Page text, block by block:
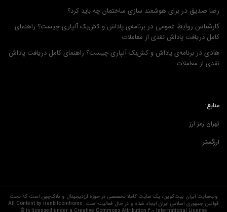
رضا صدیق در برای هوشمند سازی ساختمان چه باید کرد؟
کارشناس روابط عمومی در برنامه‌ی پاداش و کش‌بک آلپاری چیست؟ راهنمای
کامل دریافت پاداش نقدی از معاملات
هادی در برنامه‌ی پاداش و کش‌بک آلپاری چیست؟ راهنمای کامل دریافت پاداش
نقدی از معاملات
منابع:
تهران رمز ارز
ارزگستر
وب‌سایت ایران بیت‌کوین، یک سایت کاملا تخصصی در حوزه ارزدیجیتال و بلاک‌چین است که تحت
قوانین جمهوری اسلامی ایران ایجاد شده و در حال فعالیت است. All Content by iranbitcoinhome